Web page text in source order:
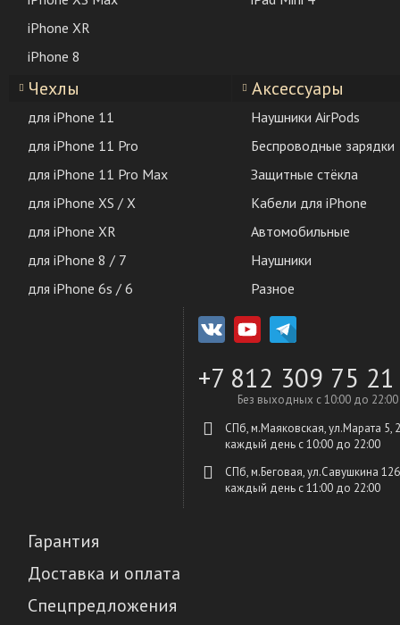
iPhone XR
iPhone 8
Чехлы
для iPhone 11
для iPhone 11 Pro
для iPhone 11 Pro Max
для iPhone XS / X
для iPhone XR
для iPhone 8 / 7
для iPhone 6s / 6
Аксессуары
Наушники AirPods
Беспроводные зарядки
Защитные стёкла
Кабели для iPhone
Автомобильные
Наушники
Разное
+7 812 309 75 21
Без выходных с 10:00 до 22:00
СПб, м.Маяковская, ул.Марата 5,
каждый день c 10:00 до 22:00
СПб, м.Беговая, ул.Савушкина
каждый день c 11:00 до 22:00
Гарантия
Доставка и оплата
Спецпредложения